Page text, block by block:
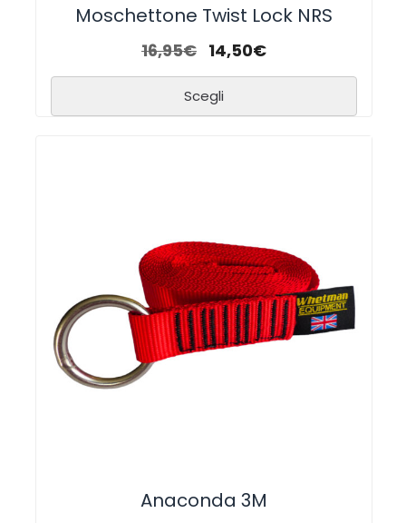
Moschettone Twist Lock NRS
16,95€ 14,50€
Scegli
Anaconda 3M